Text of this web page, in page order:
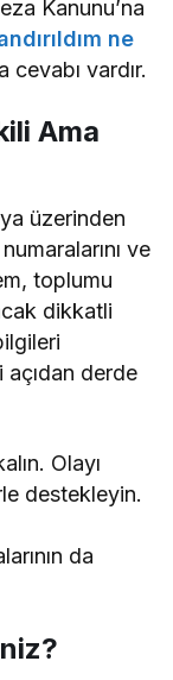
Kanunu’na
ne
vardır.
Ama
üzerinden
ve
toplumu
dikkatli
açıdan derde
Olayı
destekleyin.
da